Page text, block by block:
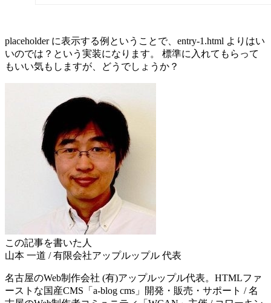
placeholder に表示する例ということで、entry-1.html よりはい
いのでは？という実装になります。 標準に入れてもらって
もいい気もしますが、どうでしょうか？
この記事を書いた人
山本 一道 / 有限会社アップルップル 代表
名古屋のWeb制作会社 (有)アップルップル代表。HTMLファ
ーストな国産CMS「a-blog cms」開発・販売・サポート / 名